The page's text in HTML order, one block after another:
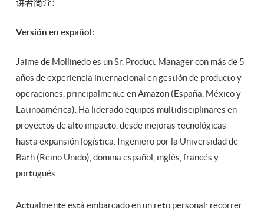
讲者简介：
Versión en español:
Jaime de Mollinedo es un Sr. Product Manager con más de 5
años de experiencia internacional en gestión de producto y
operaciones, principalmente en Amazon (España, México y
Latinoamérica). Ha liderado equipos multidisciplinares en
proyectos de alto impacto, desde mejoras tecnológicas
hasta expansión logística. Ingeniero por la Universidad de
Bath (Reino Unido), domina español, inglés, francés y
portugués.
Actualmente está embarcado en un reto personal: recorrer